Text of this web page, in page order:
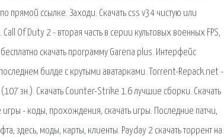
прямой ссылке. Заходи. Скачать css v34 чистую или
Of Duty 2 - вторая часть в серии культовых военных FPS,
скачать программу Garena plus. Интерфейс
билде с крутыми аватарками. Torrent-Repack.net -
зн.). Скачать Counter-Strike 1.6 лучшие сборки. Скачать
игры - коды, прохождения, скачать игры. Последние патчи,
здесь, моды, карты, клиенты. Payday 2 скачать торрент на